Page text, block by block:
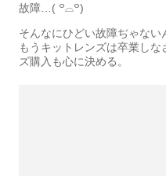
故障…( ꒪⌓︎꒪)
そんなにひどい故障ぢゃない
もうキットレンズは卒業し
ズ購入も心に決める。